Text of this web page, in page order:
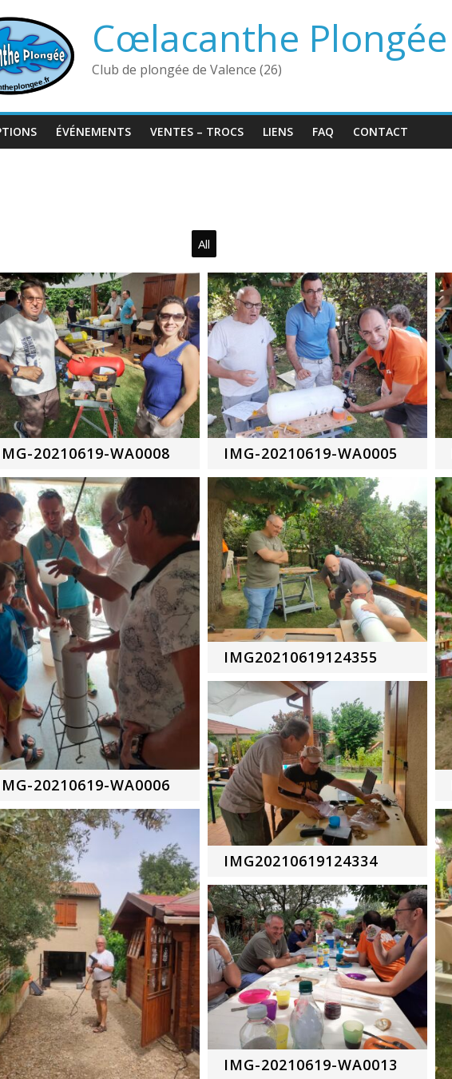
Cœlacanthe Plongée
Club de plongée de Valence (26)
ÉVÉNEMENTS VENTES – TROCS LIENS FAQ CONTACT
All
20210619-WA0008
20210619-WA0006
IMG-20210619-WA0005
IMG20210619124355
IMG20210619124334
IMG-20210619-WA0013